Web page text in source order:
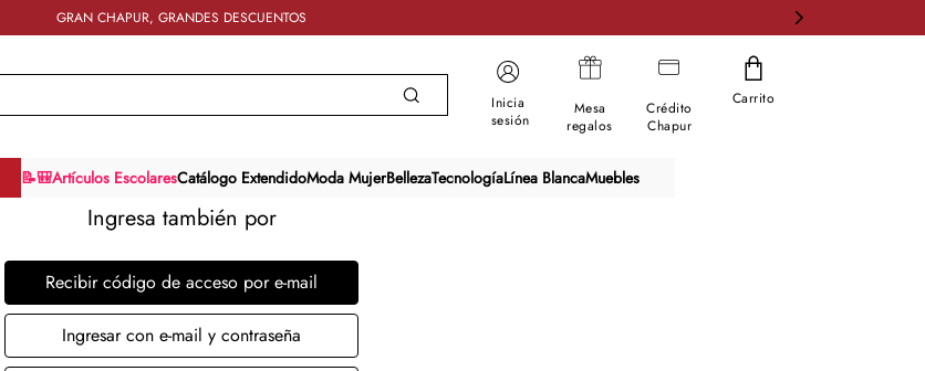
GRAN CHAPUR, GRANDES DESCUENTOS
Inicia
sesión
Mesa
regalos
Crédito
Chapur
Carrito
📝🎒Artículos EscolaresCatálogo ExtendidoModa MujerBellezaTecnologíaLínea BlancaMuebles
Ingresa también por
Recibir código de acceso por e-mail